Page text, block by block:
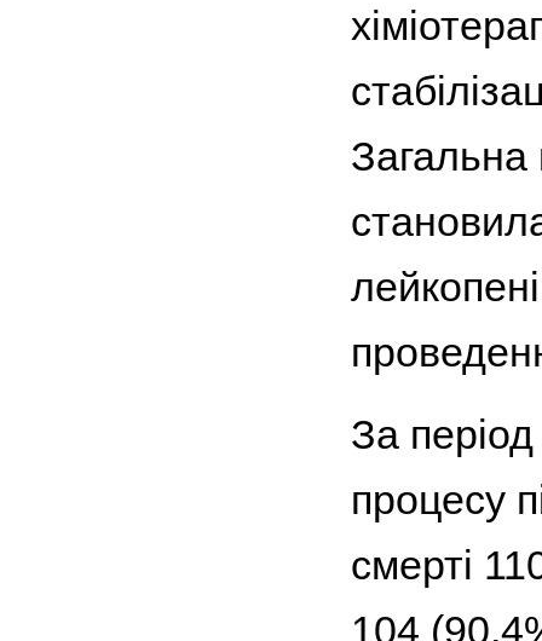
Загальна
За
процесу
смерті
104